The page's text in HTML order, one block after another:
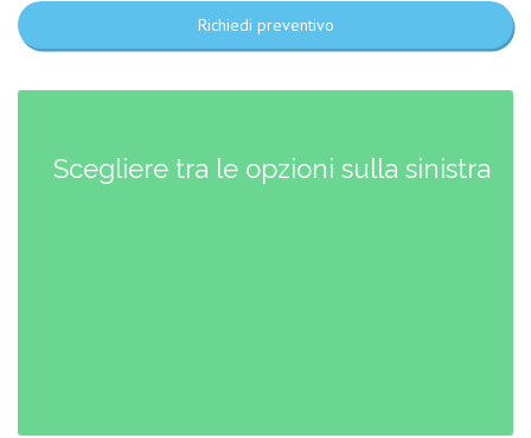
Richiedi preventivo
Scegliere tra le opzioni sulla sinistra